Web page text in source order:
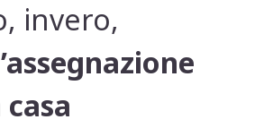
invero,